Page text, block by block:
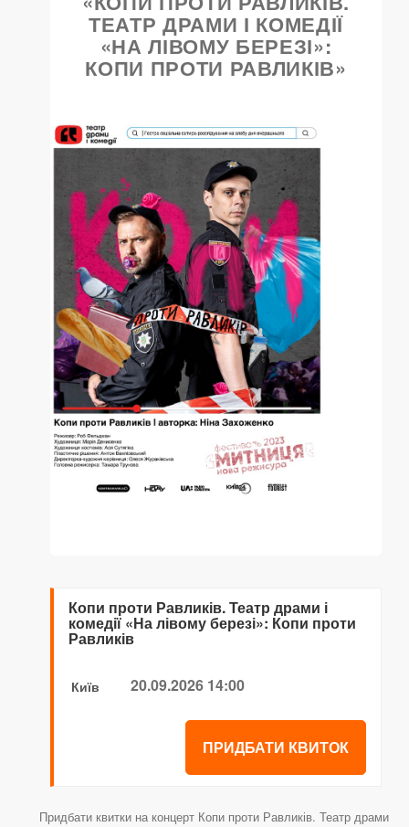
ТЕАТР ДРАМИ І КОМЕДІЇ
«НА ЛІВОМУ БЕРЕЗІ»:
КОПИ ПРОТИ РАВЛИКІВ»
Копи проти Равликів. Театр драми і
комедії «На лівому березі»: Копи проти
Равликів
Київ 20.09.2026 14:00
ПРИДБАТИ КВИТОК
Придбати квитки на концерт Копи проти Равликів. Театр драми